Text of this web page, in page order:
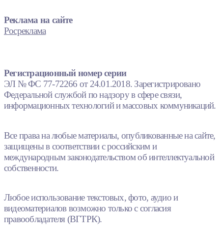
Реклама на сайте
Росреклама
Регистрационный номер серии
ЭЛ № ФС 77-72266 от 24.01.2018. Зарегистрировано
Федеральной службой по надзору в сфере связи,
информационных технологий и массовых коммуникаций.
Все права на любые материалы, опубликованные на сайте,
защищены в соответствии с российским и
международным законодательством об интеллектуальной
собственности.
Любое использование текстовых, фото, аудио и
видеоматериалов возможно только с согласия
правообладателя (ВГТРК).